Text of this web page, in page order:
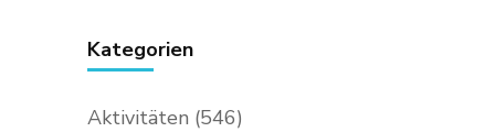
Kategorien
Aktivitäten (546)